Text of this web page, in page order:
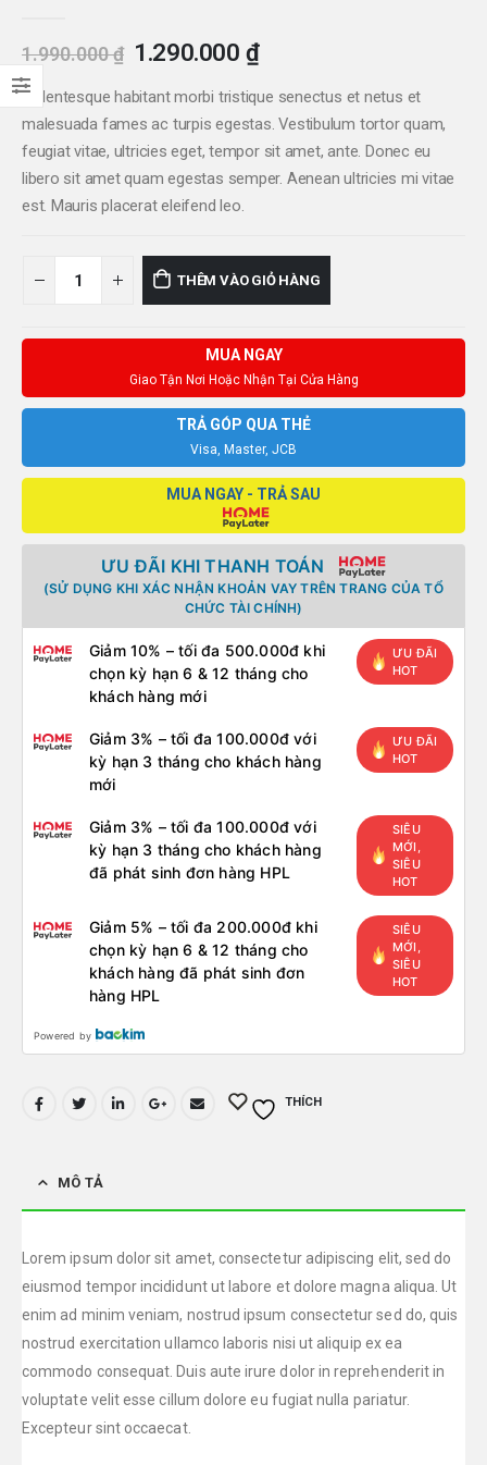
1.990.000₫ Giá
là:
1.990.000 ₫.
1.290.000 ₫Giá
hiện
tại
là:
1.290.000 ₫.
Pellentesque habitant morbi tristique senectus et netus et
malesuada fames ac turpis egestas. Vestibulum tortor quam,
feugiat vitae, ultricies eget, tempor sit amet, ante. Donec eu
libero sit amet quam egestas semper. Aenean ultricies mi vitae
est. Mauris placerat eleifend leo.
THÊM VÀO GIỎ HÀNG
MUA NGAY
Giao Tận Nơi Hoặc Nhận Tại Cửa Hàng
TRẢ GÓP QUA THẺ
Visa, Master, JCB
MUA NGAY - TRẢ SAU
ƯU ĐÃI KHI THANH TOÁN
(SỬ DỤNG KHI XÁC NHẬN KHOẢN VAY TRÊN TRANG CỦA TỔ
CHỨC TÀI CHÍNH)
Giảm 10% – tối đa 500.000đ khi
chọn kỳ hạn 6 & 12 tháng cho
khách hàng mới
ƯU ĐÃI
HOT
Giảm 3% – tối đa 100.000đ với
kỳ hạn 3 tháng cho khách hàng
mới
ƯU ĐÃI
HOT
Giảm 3% – tối đa 100.000đ với
kỳ hạn 3 tháng cho khách hàng
đã phát sinh đơn hàng HPL
SIÊU
MỚI,
SIÊU
HOT
Giảm 5% – tối đa 200.000đ khi
chọn kỳ hạn 6 & 12 tháng cho
khách hàng đã phát sinh đơn
hàng HPL
SIÊU
MỚI,
SIÊU
HOT
Powered by
THÍCH
MÔ TẢ
Lorem ipsum dolor sit amet, consectetur adipiscing elit, sed do
eiusmod tempor incididunt ut labore et dolore magna aliqua. Ut
enim ad minim veniam, nostrud ipsum consectetur sed do, quis
nostrud exercitation ullamco laboris nisi ut aliquip ex ea
commodo consequat. Duis aute irure dolor in reprehenderit in
voluptate velit esse cillum dolore eu fugiat nulla pariatur.
Excepteur sint occaecat.